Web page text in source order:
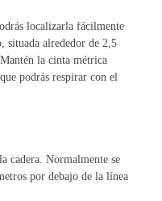
localizarla fácilmente
situada alrededor de 2,5
la cinta métrica
podrás respirar con el
cadera. Normalmente se
por debajo de la línea